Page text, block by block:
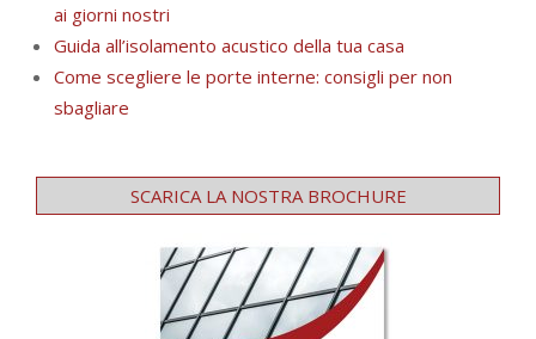
ai giorni nostri
Guida all’isolamento acustico della tua casa
Come scegliere le porte interne: consigli per non
sbagliare
SCARICA LA NOSTRA BROCHURE